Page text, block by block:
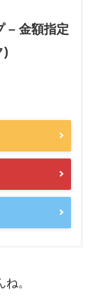
– 金額指定
)
。